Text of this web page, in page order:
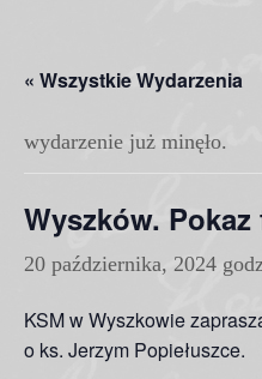
« Wszystkie Wydarzenia
wydarzenie już minęło.
Wyszków.
20 października, 2024
KSM w Wyszkowie
o ks. Jerzym Popiełuszce.